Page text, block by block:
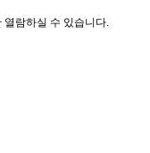
열람하실 수 있습니다.